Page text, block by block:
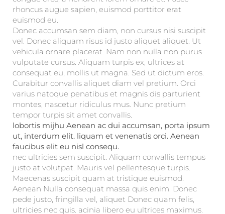
rhoncus augue sapien, euismod porttitor erat
euismod eu.
Donec accumsan sem diam, non cursus nisi suscipit
vel. Donec aliquam risus id justo aliquet aliquet. Ut
vehicula ornare placerat. Nam non nulla non purus
vulputate cursus. Aliquam turpis ex, ultrices at
consequat eu, mollis ut magna. Sed ut dictum eros.
Curabitur convallis aliquet diam vel pretium. Orci
varius natoque penatibus et magnis dis parturient
montes, nascetur ridiculus mus. Nunc pretium
tempor turpis sit amet convallis.
lobortis mijhu Aenean ac dui accumsan, porta ipsum
ut, interdum elit. liquam et venenatis orci. Aenean
faucibus elit eu nisl consequ.
nec ultricies sem suscipit. Aliquam convallis tempus
justo at volutpat. Mauris vel pellentesque turpis.
Maecenas suscipit quam at tristique euismod.
Aenean Nulla consequat massa quis enim. Donec
pede justo, fringilla vel, aliquet Donec quam felis,
ultricies nec quis. acinia libero eu ultrices maximus.